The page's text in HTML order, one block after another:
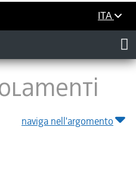
ITA
naviga nell'argomento